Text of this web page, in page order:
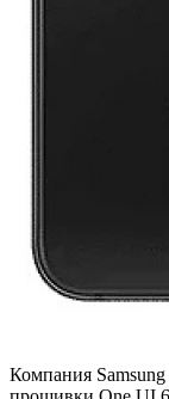
Компания Samsung